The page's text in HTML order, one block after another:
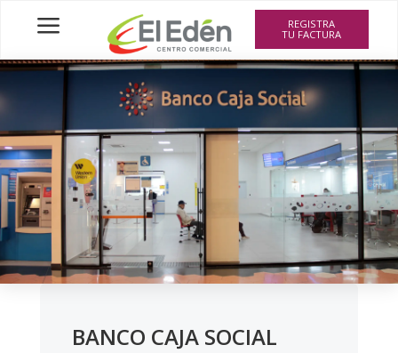
a
REGISTRA
TU FACTURA
BANCO CAJA SOCIAL